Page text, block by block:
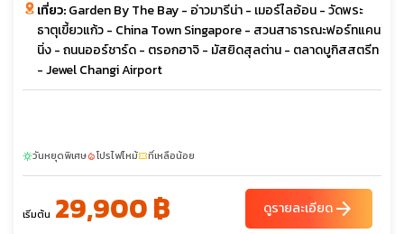
เที่ยว:Garden By The Bay - อ่าวมารีน่า - เมอร์ไลอ้อน - วัดพระ
ธาตุเขี้ยวแก้ว - China Town Singapore - สวนสาธารณะฟอร์ทแคน
นิ่ง - ถนนออร์ชาร์ด - ตรอกฮาจิ - มัสยิดสุลต่าน - ตลาดบูกิสสตรีท
- Jewel Changi Airport
sunnyวันหยุดพิเศษlocal_fire_departmentโปรไฟไหม้confirmation_numberที่เหลือน้อย
เริ่มต้น 29,900 ฿ ดูรายละเอียดarrow_forward